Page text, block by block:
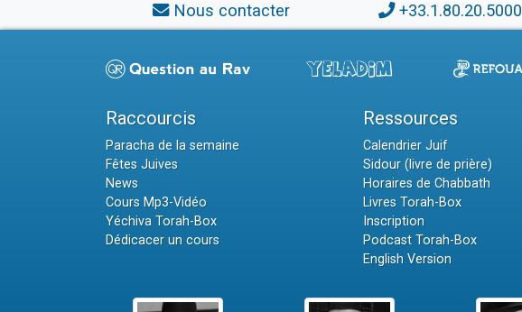
Nous contacter +33.1.80.20.5000
Raccourcis
Paracha de la semaine
Fêtes Juives
News
Cours Mp3-Vidéo
Yéchiva Torah-Box
Dédicacer un cours
Ressources
Calendrier Juif
Sidour (livre de prière)
Horaires de Chabbath
Livres Torah-Box
Inscription
Podcast Torah-Box
English Version